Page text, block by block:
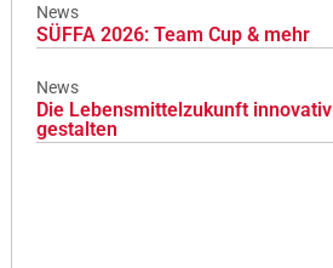
News
SÜFFA 2026: Team Cup & mehr
News
Die Lebensmittelzukunft innovativ
gestalten